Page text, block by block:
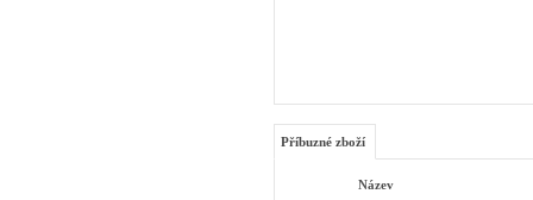
Příbuzné zboží
Název